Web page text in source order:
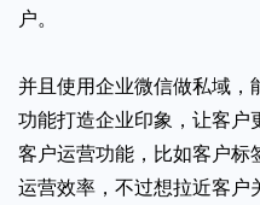
户。
并且使用企业微信做私域，
功能打造企业印象，让客户
客户运营功能，比如客户标
运营效率，不过想拉近客户